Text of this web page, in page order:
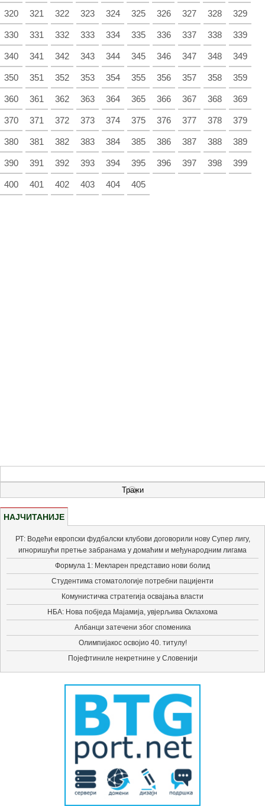
320 321 322 323 324 325 326 327 328 329
330 331 332 333 334 335 336 337 338 339
340 341 342 343 344 345 346 347 348 349
350 351 352 353 354 355 356 357 358 359
360 361 362 363 364 365 366 367 368 369
370 371 372 373 374 375 376 377 378 379
380 381 382 383 384 385 386 387 388 389
390 391 392 393 394 395 396 397 398 399
400 401 402 403 404 405
НАЈЧИТАНИЈЕ
РТ: Водећи европски фудбалски клубови договорили нову Супер лигу,
игноришући претње забранама у домаћим и међународним лигама
Формула 1: Мекларен представио нови болид
Студентима стоматологије потребни пацијенти
Комунистичка стратегија освајања власти
НБА: Нова побједа Мајамија, увјерљива Оклахома
Албанци затечени због споменика
Олимпијакос освојио 40. титулу!
Појефтиниле некретнине у Словенији